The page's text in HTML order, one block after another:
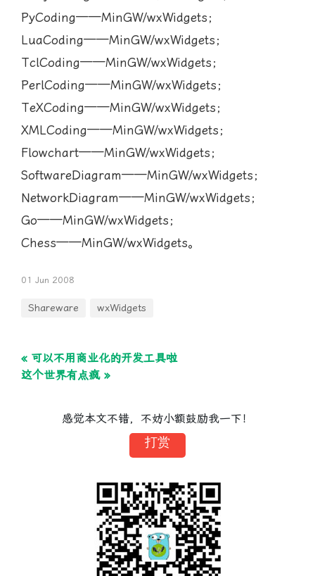
PyCoding——MinGW/wxWidgets；
LuaCoding——MinGW/wxWidgets；
TclCoding——MinGW/wxWidgets；
PerlCoding——MinGW/wxWidgets；
TeXCoding——MinGW/wxWidgets；
XMLCoding——MinGW/wxWidgets；
Flowchart——MinGW/wxWidgets；
SoftwareDiagram——MinGW/wxWidgets；
NetworkDiagram——MinGW/wxWidgets；
Go——MinGW/wxWidgets；
Chess——MinGW/wxWidgets。
01 Jun 2008
Shareware wxWidgets
« 可以不用商业化的开发工具啦
这个世界有点疯 »
感觉本文不错，不妨小额鼓励我一下！
打赏